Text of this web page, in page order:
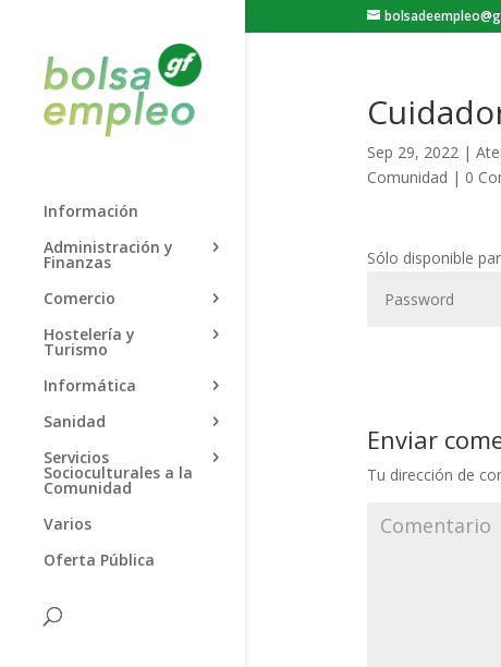
Información
Administración y
Finanzas
Comercio
Hostelería y
Turismo
Informática
Sanidad
Servicios
Socioculturales a la
Comunidad
Varios
Oferta Pública
Sep 29, 2022|
Comunidad | 0
Sólo disponible
Enviar
Tu dirección de